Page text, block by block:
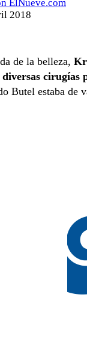
ElNueve.com
2018
de la belleza,
cirugías
Butel estaba de